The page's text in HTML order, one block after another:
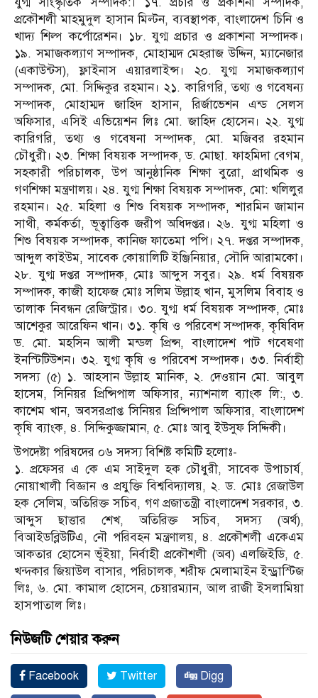
প্রকৌশলী মাহমুদুল হাসান মিল্টন, ব্যবস্থাপক, বাংলাদেশ চিনি ও
খাদ্য শিল্প কর্পোরেশন। ১৮. যুগ্ম প্রচার ও প্রকাশনা সম্পাদক।
১৯. সমাজকল্যাণ সম্পাদক, মোহাম্মদ মেহরাজ উদ্দিন, ম্যানেজার
(একাউন্টস), ফ্লাইনাস এয়ারলাইন্স। ২০. যুগ্ম সমাজকল্যাণ
সম্পাদক, মো. সিদ্দিকুর রহমান। ২১. কারিগরি, তথ্য ও গবেষন্য
সম্পাদক, মোহাম্মদ জাহিদ হাসান, রির্জাভেশন এন্ড সেলস
অফিসার, এসিই এভিয়েশন লিঃ মো. জাহিদ হোসেন। ২২. যুগ্ম
কারিগরি, তথ্য ও গবেষনা সম্পাদক, মো. মজিবর রহমান
চৌধুরী। ২৩. শিক্ষা বিষয়ক সম্পাদক, ড. মোছা. ফাহমিদা বেগম,
সহকারী পরিচালক, উপ আনুষ্ঠানিক শিক্ষা বুরো, প্রাথমিক ও
গণশিক্ষা মন্ত্রণালয়। ২৪. যুগ্ম শিক্ষা বিষয়ক সম্পাদক, মো: খলিলুর
রহমান। ২৫. মহিলা ও শিশু বিষয়ক সম্পাদক, শারমিন জামান
সাথী, কর্মকর্তা, ভূত্বাত্তিক জরীপ অধিদপ্তর। ২৬. যুগ্ম মহিলা ও
শিশু বিষয়ক সম্পাদক, কানিজ ফাতেমা পপি। ২৭. দপ্তর সম্পাদক,
আব্দুল কাইউম, সাবেক কোয়ালিটি ইঞ্জিনিয়ার, সৌদি আরামকো।
২৮. যুগ্ম দপ্তর সম্পাদক, মোঃ আব্দুস সবুর। ২৯. ধর্ম বিষয়ক
সম্পাদক, কাজী হাফেজ মোঃ সলিম উল্লাহ খান, মুসলিম বিবাহ ও
তালাক নিবন্ধন রেজিস্ট্রার। ৩০. যুগ্ম ধর্ম বিষয়ক সম্পাদক, মোঃ
আশেকুর আরেফিন খান। ৩১. কৃষি ও পরিবেশ সম্পাদক, কৃষিবিদ
ড. মো. মহসিন আলী মন্ডল প্রিন্স, বাংলাদেশ পাট গবেষণা
ইনস্টিটিউশন। ৩২. যুগ্ম কৃষি ও পরিবেশ সম্পাদক। ৩৩. নির্বাহী
সদস্য (৫) ১. আহসান উল্লাহ মানিক, ২. দেওয়ান মো. আবুল
হাসেম, সিনিয়র প্রিন্সিপাল অফিসার, ন্যাশনাল ব্যাংক লি:, ৩.
কাশেম খান, অবসরপ্রাপ্ত সিনিয়র প্রিন্সিপাল অফিসার, বাংলাদেশ
কৃষি ব্যাংক, ৪. সিদ্দিকুজ্জামান, ৫. মোঃ আবু ইউসুফ সিদ্দিকী।
উপদেষ্টা পরিষদের ০৬ সদস্য বিশিষ্ট কমিটি হলোঃ-
১. প্রফেসর এ কে এম সাইদুল হক চৌধুরী, সাবেক উপাচার্য,
নোয়াখালী বিজ্ঞান ও প্রযুক্তি বিশ্ববিদ্যালয়, ২. ড. মোঃ রেজাউল
হক সেলিম, অতিরিক্ত সচিব, গণ প্রজাতন্ত্রী বাংলাদেশ সরকার, ৩.
আব্দুস ছাত্তার শেখ, অতিরিক্ত সচিব, সদস্য (অর্থ),
বিআইডব্লিউটিএ, নৌ পরিবহন মন্ত্রণালয়, ৪. প্রকৌশলী একেএম
আকতার হোসেন ভূঁইয়া, নির্বাহী প্রকৌশলী (অব) এলজিইডি, ৫.
খন্দকার জিয়াউল বাসার, পরিচালক, শরীফ মেলামাইন ইন্ড্রাস্টিজ
লিঃ, ৬. মো. কামাল হোসেন, চেয়ারম্যান, আল রাজী ইসলামিয়া
হাসপাতাল লিঃ।
নিউজটি শেয়ার করুন
Facebook Twitter Digg